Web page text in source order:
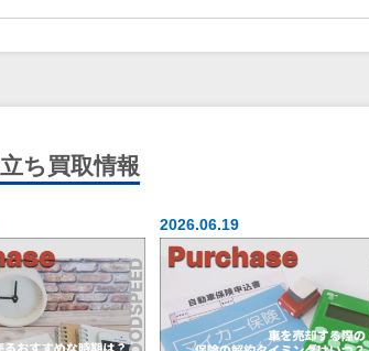
ち 買取情報
2026.06.19